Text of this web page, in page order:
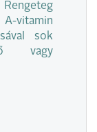
vitamin
sok
vagy